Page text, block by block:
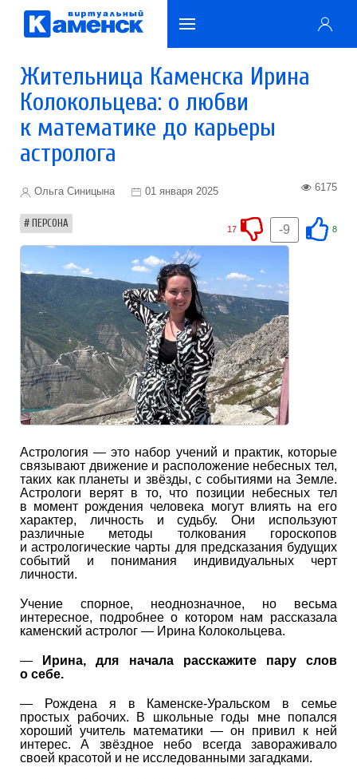
Жительница Каменска Ирина
Колокольцева: о любви
к математике до карьеры
астролога
Ольга Синицына 01 января 2025 6175
ПЕРСОНА 8
-9
17
Астрология — это набор учений и практик, которые
связывают движение и расположение небесных тел,
таких как планеты и звёзды, с событиями на Земле.
Астрологи верят в то, что позиции небесных тел
в момент рождения человека могут влиять на его
характер, личность и судьбу. Они используют
различные методы толкования гороскопов
и астрологические чарты для предсказания будущих
событий и понимания индивидуальных черт
личности.
Учение спорное, неоднозначное, но весьма
интересное, подробнее о котором нам рассказала
каменский астролог — Ирина Колокольцева.
—
Ирина, для начала расскажите пару слов
о себе.
— Рождена я в Каменске-Уральском в семье
простых рабочих. В школьные годы мне попался
хороший учитель математики — он привил к ней
интерес. А звёздное небо всегда завораживало
своей красотой и не исследованными загадками.